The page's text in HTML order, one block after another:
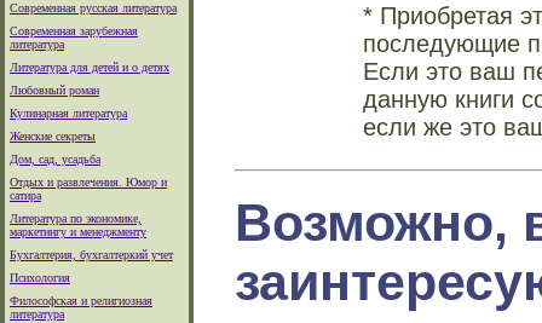
Современная русская литература
Современная зарубежная
литература
Литература для детей и о детях
Любовный роман
Кулинарная литература
Женские секреты
Дом, сад, усадьба
Отдых и развлечения. Юмор и
сатира
Литература по экономике,
маркетингу и менеджменту
Бухгалтерия, бухгалтеркий учет
Психология
Философская и религиозная
литература
* Приобретая
последующие
Если это ваш
данную книги
если же это
Возможно,